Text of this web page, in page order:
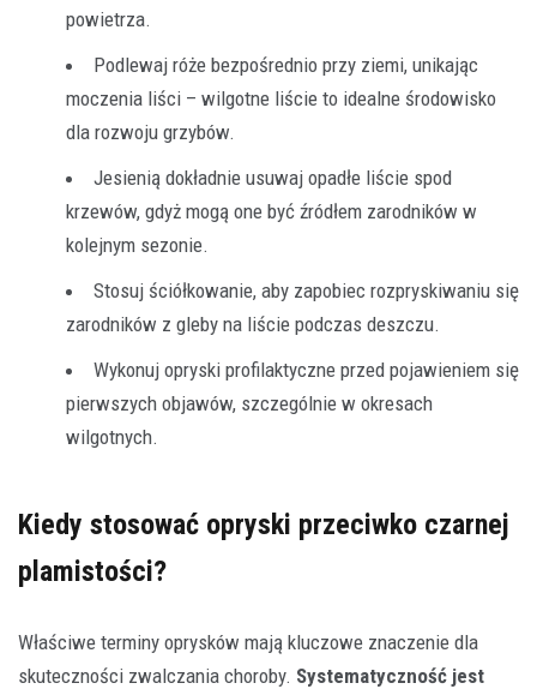
powietrza.
Podlewaj róże bezpośrednio przy ziemi, unikając
moczenia liści – wilgotne liście to idealne środowisko
dla rozwoju grzybów.
Jesienią dokładnie usuwaj opadłe liście spod
krzewów, gdyż mogą one być źródłem zarodników w
kolejnym sezonie.
Stosuj ściółkowanie, aby zapobiec rozpryskiwaniu się
zarodników z gleby na liście podczas deszczu.
Wykonuj opryski profilaktyczne przed pojawieniem się
pierwszych objawów, szczególnie w okresach
wilgotnych.
Kiedy stosować opryski przeciwko czarnej
plamistości?
Właściwe terminy oprysków mają kluczowe znaczenie dla
skuteczności zwalczania choroby. Systematyczność jest